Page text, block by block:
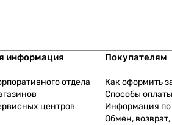
информация
отдела
центров
Покупателям
Как оформить
Способы оплаты
Информация по
Обмен, возврат,